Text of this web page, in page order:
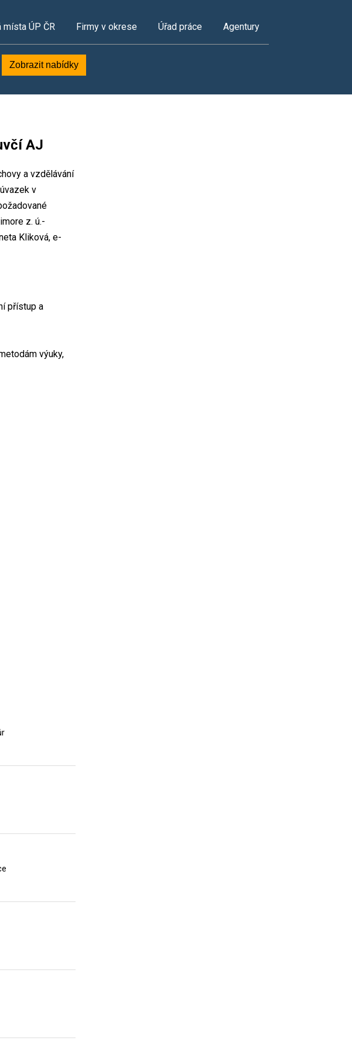
místa ÚP ČR Firmy v okrese Úřad práce Agentury
Zobrazit nabídky
AJ
a vzdělávání
v
z. ú.-
Kliková, e-
přístup a
výuky,